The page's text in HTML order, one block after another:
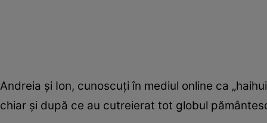
Andreia și Ion, cunoscuți în mediul online ca
chiar și după ce au cutreierat tot globul